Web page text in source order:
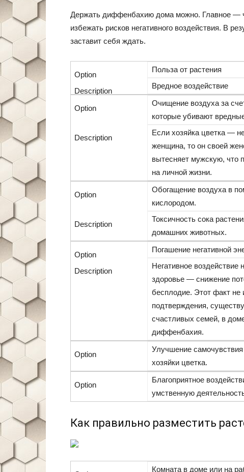
Держать диффенбахию дома можно. Главное —
избежать рисков негативного воздействия. В
заставит себя ждать.
Польза от растения
Вредное воздействие
Очищение воздуха за
которые убивают
Если хозяйка цветка —
женщина, то он своей
вытесняет мужскую, что
на личной жизни.
Обогащение воздуха в
кислородом.
Токсичность сока
домашних животных.
Погашение негативной
Негативное воздействие
здоровье — снижение
бесплодие. Этот факт не
подтверждения,
счастливых семей, в
диффенбахия.
Улучшение
хозяйки цветка.
Благоприятное
умственную
Как правильно разместить
Комната в доме или на